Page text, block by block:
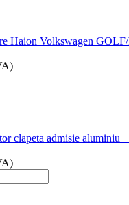
Haion Volkswagen
clapeta admisie aluminiu